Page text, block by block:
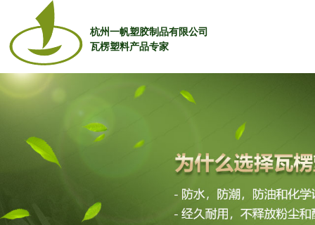
杭州一帆塑胶制品有限公司
瓦楞塑料产品专家